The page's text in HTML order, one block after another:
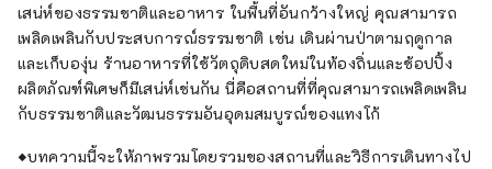
เสน่ห์ของธรรมชาติและอาหาร ในพื้นที่อันกว้างใหญ่ คุณสามารถ
เพลิดเพลินกับประสบการณ์ธรรมชาติ เช่น เดินผ่านป่าตามฤดูกาล
และเก็บองุ่น ร้านอาหารที่ใช้วัตถุดิบสดใหม่ในท้องถิ่นและช้อปปิ้ง
ผลิตภัณฑ์พิเศษก็มีเสน่ห์เช่นกัน นี่คือสถานที่ที่คุณสามารถเพลิดเพลิน
กับธรรมชาติและวัฒนธรรมอันอุดมสมบูรณ์ของแทงโก้
◆บทความนี้จะให้ภาพรวมโดยรวมของสถานที่และวิธีการเดินทางไป